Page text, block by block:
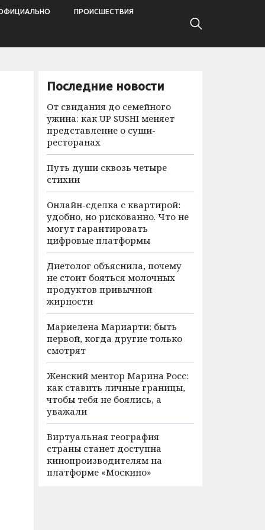
ПРОИСШЕСТВИЯ
Последние новости
От свидания до семейного
ужина: как UP SUSHI меняет
представление о суши-
ресторанах
Путь души сквозь четыре
стихии
Онлайн-сделка с квартирой:
удобно, но рискованно. Что не
могут гарантировать
цифровые платформы
Диетолог объяснила, почему
не стоит бояться молочных
продуктов привычной
жирности
Мариелена Мариарти: быть
первой, когда другие только
смотрят
Женский ментор Марина Росс:
как ставить личные границы,
чтобы тебя не боялись, а
уважали
Виртуальная география
страны станет доступна
кинопроизводителям на
платформе «Москино»